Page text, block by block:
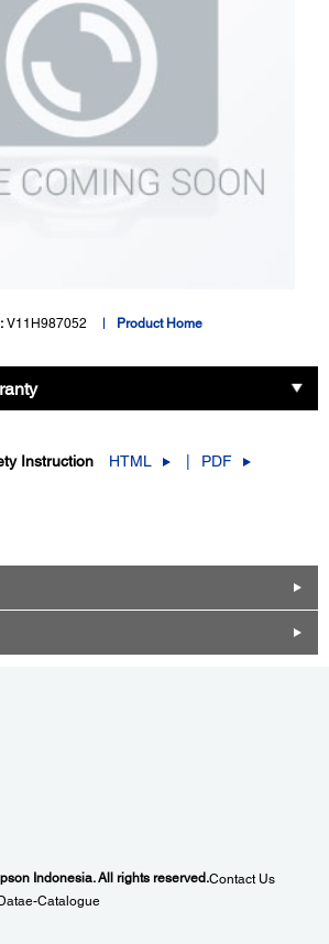
V11H987052 Product Home
Instruction HTML PDF
Indonesia. All rights reserved.Contact Us
e-Catalogue